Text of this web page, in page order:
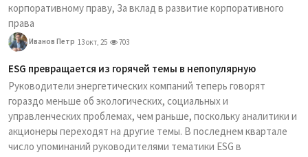
корпоративному праву, За вклад в развитие корпоративного
права
Иванов Петр 13 окт, 25 703
ESG превращается из горячей темы в непопулярную
Руководители энергетических компаний теперь говорят
гораздо меньше об экологических, социальных и
управленческих проблемах, чем раньше, поскольку аналитики и
акционеры переходят на другие темы. В последнем квартале
число упоминаний руководителями тематики ESG в